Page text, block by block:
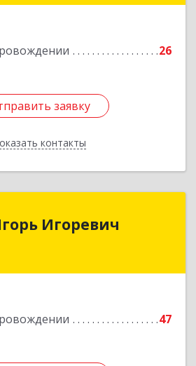
26
заявку
контакты
заявку
Назад
Игоревич
47
край, Тимашевский р-н,